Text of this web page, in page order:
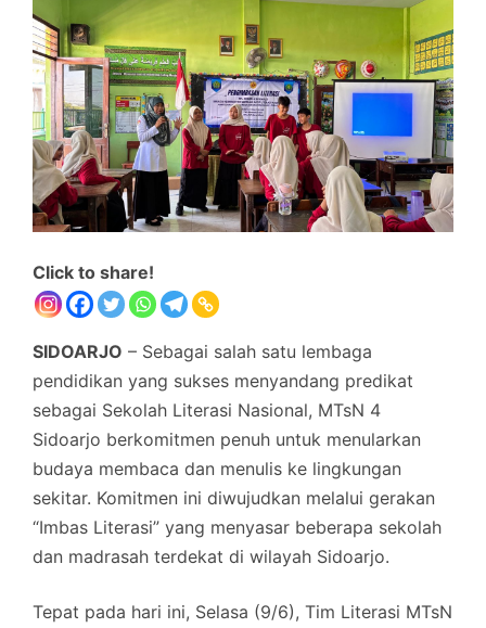
Click to share!
SIDOARJO – Sebagai salah satu lembaga
pendidikan yang sukses menyandang predikat
sebagai Sekolah Literasi Nasional, MTsN 4
Sidoarjo berkomitmen penuh untuk menularkan
budaya membaca dan menulis ke lingkungan
sekitar. Komitmen ini diwujudkan melalui gerakan
“Imbas Literasi” yang menyasar beberapa sekolah
dan madrasah terdekat di wilayah Sidoarjo.
Tepat pada hari ini, Selasa (9/6), Tim Literasi MTsN